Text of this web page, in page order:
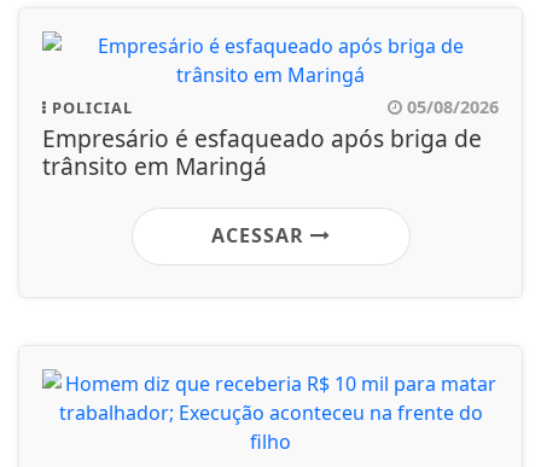
POLICIAL 05/08/2026
Empresário é esfaqueado após briga de
trânsito em Maringá
ACESSAR